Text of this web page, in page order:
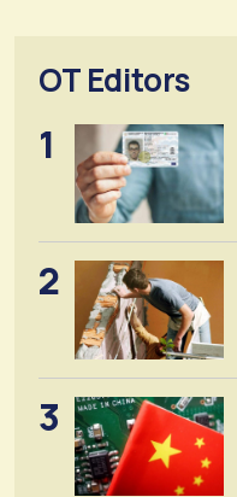
OT Editors
1
2
3